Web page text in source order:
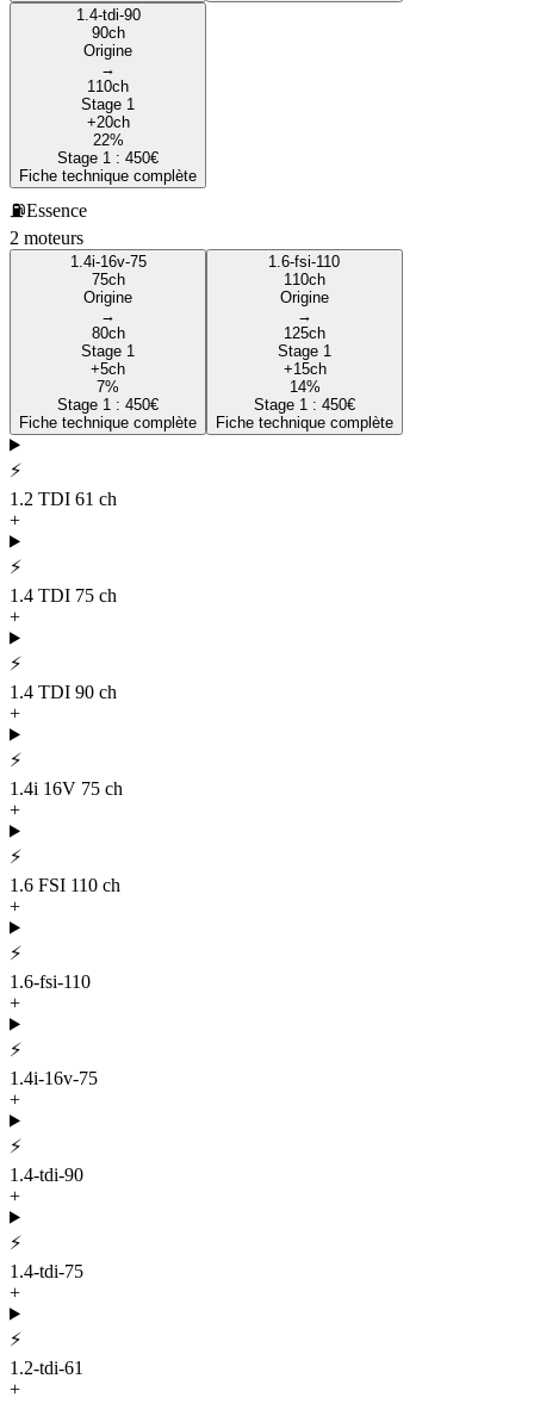
1.4-tdi-90
90ch
Origine
→
110ch
Stage 1
+20ch
22%
Stage 1 : 450€
Fiche technique complète
⛽Essence
2 moteurs
1.4i-16v-75
75ch
Origine
→
80ch
Stage 1
+5ch
7%
Stage 1 : 450€
Fiche technique complète
1.6-fsi-110
110ch
Origine
→
125ch
Stage 1
+15ch
14%
Stage 1 : 450€
Fiche technique complète
⚡
1.2 TDI 61 ch
+
⚡
1.4 TDI 75 ch
+
⚡
1.4 TDI 90 ch
+
⚡
1.4i 16V 75 ch
+
⚡
1.6 FSI 110 ch
+
⚡
1.6-fsi-110
+
⚡
1.4i-16v-75
+
⚡
1.4-tdi-90
+
⚡
1.4-tdi-75
+
⚡
1.2-tdi-61
+